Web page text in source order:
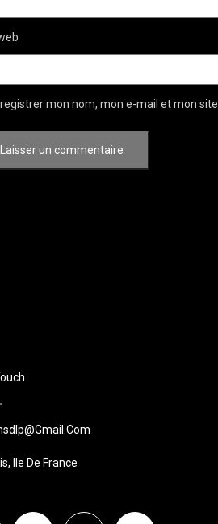
mon nom, mon e-mail et mon
Ile De France